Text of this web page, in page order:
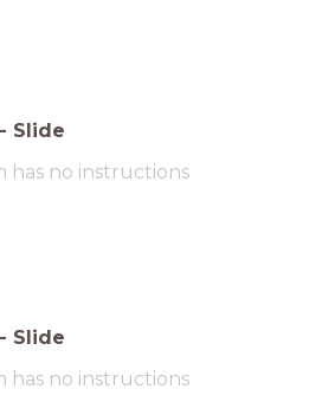
- Slide
has no instructions
- Slide
has no instructions